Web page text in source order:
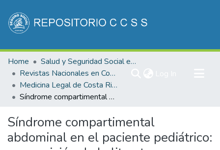
Communities & Collections
All of DSpace
Statistics
Home
Salud y Seguridad Social en Costa Rica
Revistas Nacionales en Costa Rica
Medicina Legal de Costa Rica
Síndrome compartimental abdominal en el paciente pediátrico: una revisión de la literatura
Síndrome compartimental
abdominal en el paciente pediátrico: